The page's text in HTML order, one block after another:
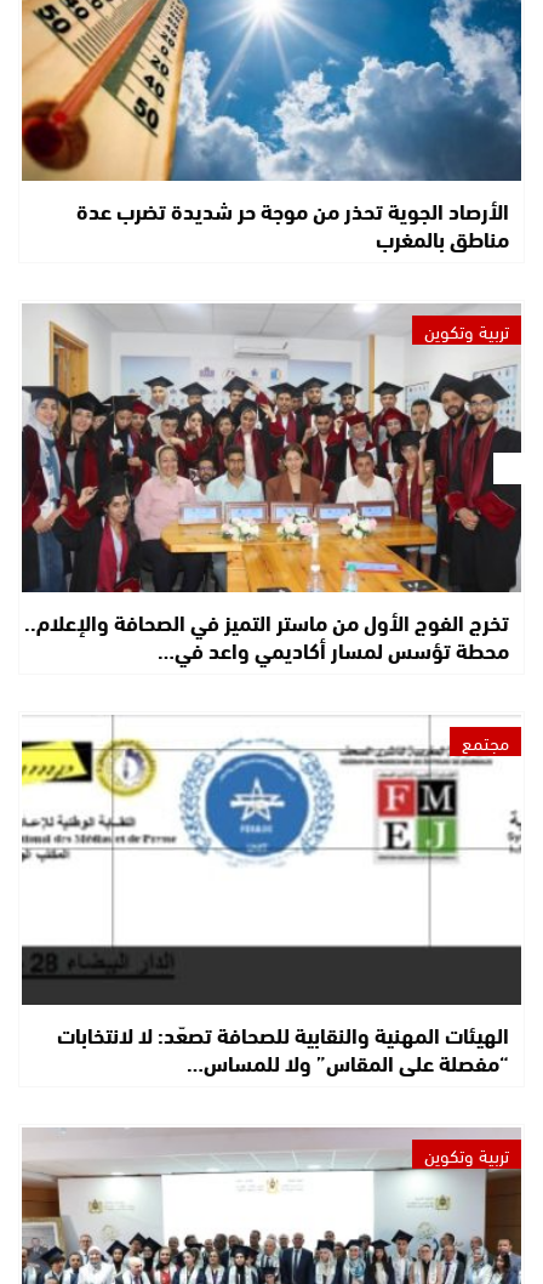
الأرصاد الجوية تحذر من موجة حر شديدة تضرب عدة
مناطق بالمغرب
تربية وتكوين
تخرج الفوج الأول من ماستر التميز في الصحافة والإعلام..
محطة تؤسس لمسار أكاديمي واعد في…
مجتمع
الهيئات المهنية والنقابية للصحافة تصعّد: لا لانتخابات
“مفصلة على المقاس” ولا للمساس…
تربية وتكوين